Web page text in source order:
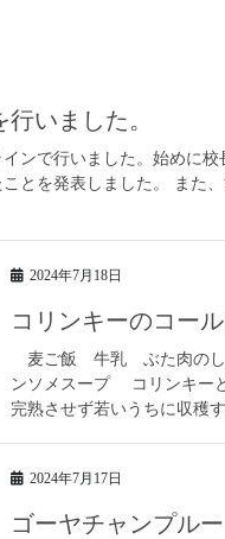
いました。
インで行いました。始めに
とを発表しました。 また
2024年7月18日
コリンキーのコー
麦ご飯 牛乳 ぶた肉のし
ンソメスープ コリンキー
完熟させず若いうちに収穫
2024年7月17日
ゴーヤチャンプルー